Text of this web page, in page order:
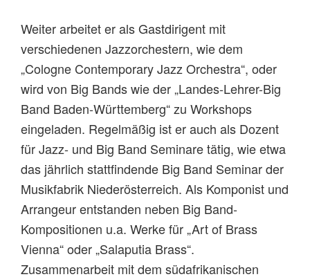
Weiter arbeitet er als Gastdirigent mit
verschiedenen Jazzorchestern, wie dem
„Cologne Contemporary Jazz Orchestra“, oder
wird von Big Bands wie der „Landes-Lehrer-Big
Band Baden-Württemberg“ zu Workshops
eingeladen. Regelmäßig ist er auch als Dozent
für Jazz- und Big Band Seminare tätig, wie etwa
das jährlich stattfindende Big Band Seminar der
Musikfabrik Niederösterreich. Als Komponist und
Arrangeur entstanden neben Big Band-
Kompositionen u.a. Werke für „Art of Brass
Vienna“ oder „Salaputia Brass“.
Zusammenarbeit mit dem südafrikanischen